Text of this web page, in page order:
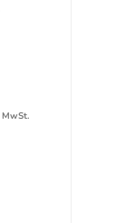
MwSt.